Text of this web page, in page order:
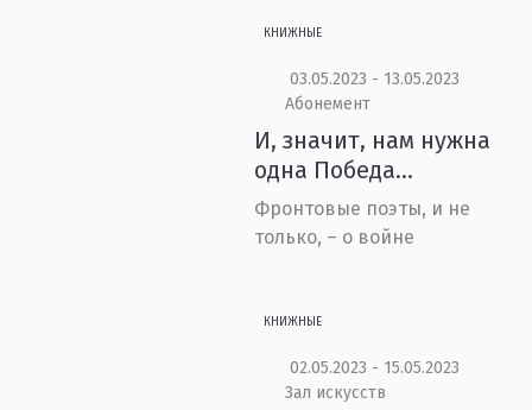
КНИЖНЫЕ
03.05.2023 - 13.05.2023
Абонемент
И, значит, нам нужна
одна Победа…
Фронтовые поэты, и не
только, – о войне
КНИЖНЫЕ
02.05.2023 - 15.05.2023
Зал искусств